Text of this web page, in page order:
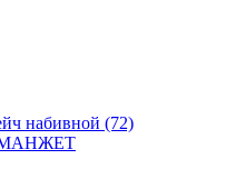
набивной (72)